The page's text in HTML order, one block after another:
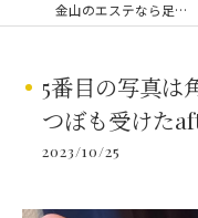
金山のエステなら足の角質ケア専門店 Orion
5番目の写真は
つぼも受けた
2023/10/25